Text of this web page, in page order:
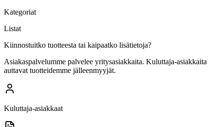
Kategoriat
Listat
Kiinnostuitko tuotteesta tai kaipaatko lisätietoja?
Asiakaspalvelumme palvelee yritysasiakkaita. Kuluttaja-asiakkaita
auttavat tuotteidemme jälleenmyyjät.
Kuluttaja-asiakkaat